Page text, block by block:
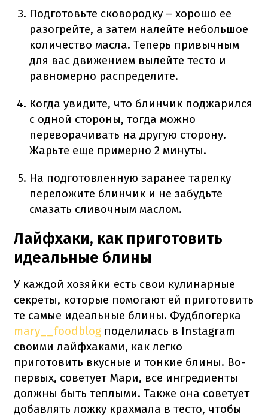
Подготовьте сковородку – хорошо ее
разогрейте, а затем налейте небольшое
количество масла. Теперь привычным
для вас движением вылейте тесто и
равномерно распределите.
Когда увидите, что блинчик поджарился
с одной стороны, тогда можно
переворачивать на другую сторону.
Жарьте еще примерно 2 минуты.
На подготовленную заранее тарелку
переложите блинчик и не забудьте
смазать сливочным маслом.
Лайфхаки, как приготовить
идеальные блины
У каждой хозяйки есть свои кулинарные
секреты, которые помогают ей приготовить
те самые идеальные блины. Фудблогерка
mary__foodblog поделилась в Instagram
своими лайфхаками, как легко
приготовить вкусные и тонкие блины. Во-
первых, советует Мари, все ингредиенты
должны быть теплыми. Также она советует
добавлять ложку крахмала в тесто, чтобы